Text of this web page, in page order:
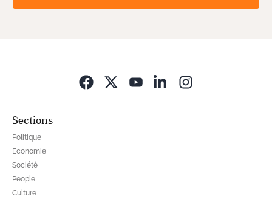
Sections
Politique
Economie
Société
People
Culture